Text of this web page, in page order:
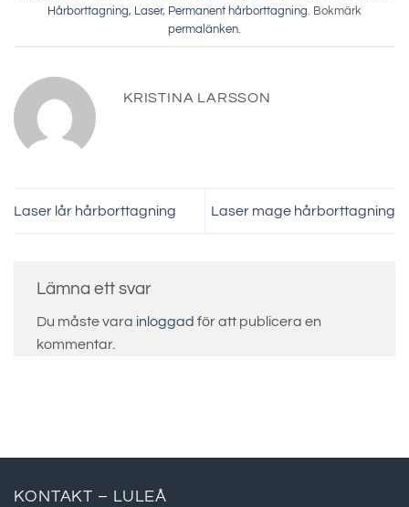
Hårborttagning, Laser, Permanent hårborttagning. Bokmärk
permalänken.
KRISTINA LARSSON
Laser lår hårborttagning Laser mage hårborttagning
Lämna ett svar
Du måste vara inloggad för att publicera en
kommentar.
KONTAKT – LULEÅ